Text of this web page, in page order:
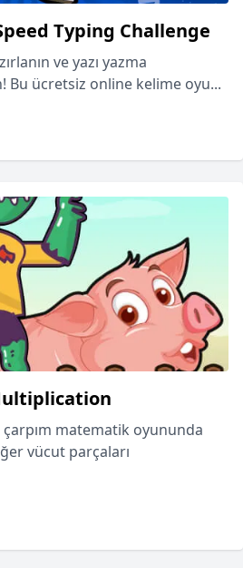
Typing Challenge
ve yazı yazma
Bu ücretsiz online kelime oyu...
çarpım matematik oyununda
vücut parçaları